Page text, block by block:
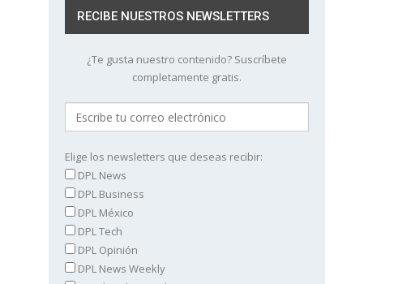
RECIBE NUESTROS NEWSLETTERS
¿Te gusta nuestro contenido? Suscríbete
completamente gratis.
Elige los newsletters que deseas recibir:
DPL News
DPL Business
DPL México
DPL Tech
DPL Opinión
DPL News Weekly